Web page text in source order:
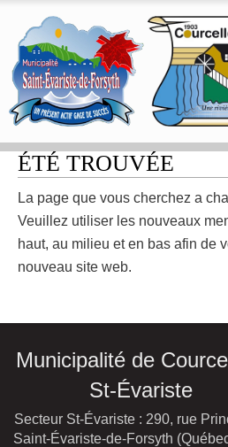
ERREUR 404 - LA
ÉTÉ TROUVÉE
La page que vous cherchez a
Veuillez utiliser les nouveaux
haut, au milieu et en bas afin de
nouveau site web.
Municipalité de
St-Évariste
Secteur St-Évariste : 290, rue
Saint-Évariste-de-Forsyth